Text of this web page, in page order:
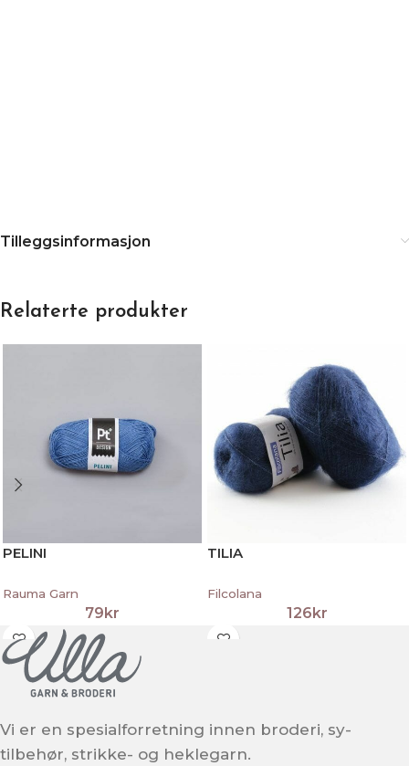
Tilleggsinformasjon
Relaterte produkter
PELINI
Rauma Garn
79kr
TILIA
Filcolana
126kr
Vi er en spesialforretning innen broderi, sy-
tilbehør, strikke- og heklegarn.